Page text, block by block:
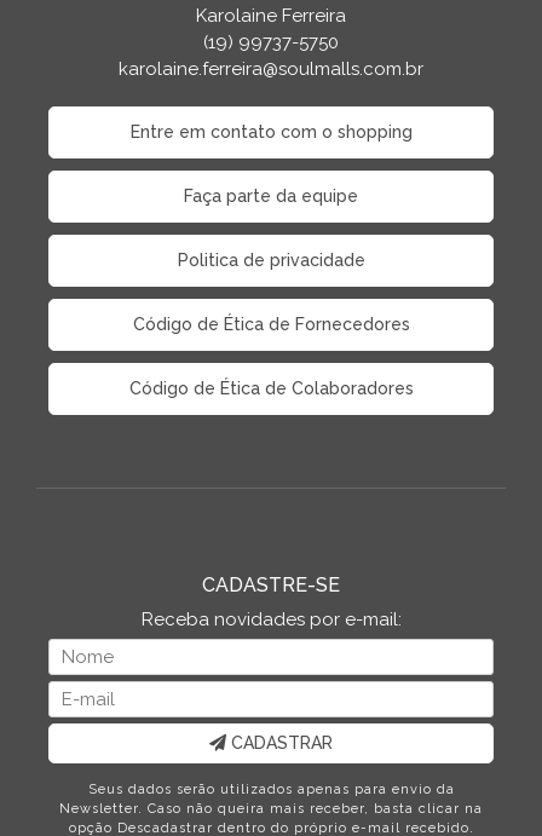
Karolaine Ferreira
(19) 99737-5750
karolaine.ferreira@soulmalls.com.br
Entre em contato com o shopping
Faça parte da equipe
Politica de privacidade
Código de Ética de Fornecedores
Código de Ética de Colaboradores
CADASTRE-SE
Receba novidades por e-mail:
CADASTRAR
Seus dados serão utilizados apenas para envio da
Newsletter. Caso não queira mais receber, basta clicar na
opção Descadastrar dentro do próprio e-mail recebido.